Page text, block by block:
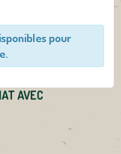
pour
AVEC